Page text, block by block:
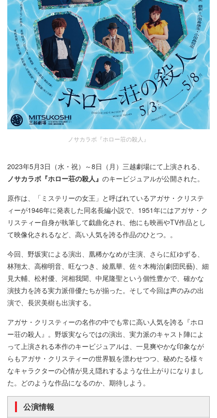
ノサカラボ『ホロー荘の殺人』
2023年5月3日（水・祝）～8日（月）三越劇場にて上演される、
ノサカラボ『ホロー荘の殺人』 のキービジュアルが公開された。
原作は、「ミステリーの女王」と呼ばれているアガサ・クリステ
ィーが1946年に発表した同名長編小説で、1951年にはアガサ・ク
リスティー自身が執筆して戯曲化され、他にも映画やTV作品とし
て映像化されるなど、高い人気を誇る作品のひとつ。。
今回、野坂実による演出、凰稀かなめが主演、さらに紅ゆずる、
林翔太、高柳明音、旺なつき、綾凰華、佐々木梅治(劇団民藝)、細
見大輔、松村優、河相我聞、中尾隆聖という個性豊かで、確かな
演技力を誇る実力派俳優たちが揃った。そして今回は声のみの出
演で、長沢美樹も出演する。
アガサ・クリスティーの名作の中でも常に高い人気を誇る『ホロ
ー荘の殺人』。野坂実ならではの演出、実力派のキャスト陣によ
って上演される本作のキービジュアルは、一見爽やかな印象なが
らもアガサ・クリスティーの世界観を漂わせつつ、秘めたる様々
なキャラクターの心情が見え隠れするような仕上がりになりまし
た。どのような作品になるのか、期待しよう。
公演情報